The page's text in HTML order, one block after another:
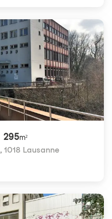
295m²
, 1018 Lausanne